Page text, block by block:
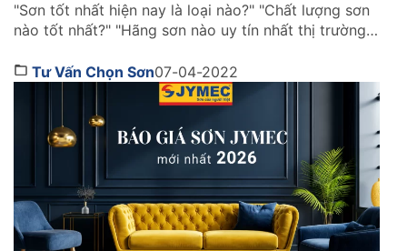
"Sơn tốt nhất hiện nay là loại nào?" "Chất lượng sơn
nào tốt nhất?" "Hãng sơn nào uy tín nhất thị trường
quan tâm. Cùng Sơn JYMEC tìm hiểu những lời
khuyên hữu ích qua bài viêt dưới đây nhé! Sơn tốt
nhất hiện […]
Tư Vấn Chọn Sơn07-04-2022